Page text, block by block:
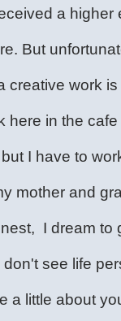
a higher
But
creative work
here in the
I have to
mother and
I dream to
don't see life
a little about